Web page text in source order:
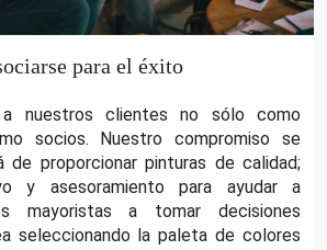
para el éxito
a nuestros clientes no sólo como
socios. Nuestro compromiso se
de proporcionar pinturas de calidad;
y asesoramiento para ayudar a
mayoristas a tomar decisiones
seleccionando la paleta de colores